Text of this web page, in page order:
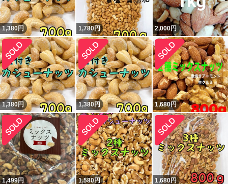
1,380円 1,780円 2,000円
1,380円 1,380円 1,680円
1,499円 1,580円 1,680円